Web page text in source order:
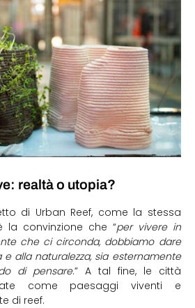
realtà o utopia?
di Urban Reef, come la stessa
la convinzione che “per vivere in
che ci circonda, dobbiamo dare
e alla naturalezza, sia esternamente
di pensare.” A tal fine, le città
come paesaggi viventi e
di reef.